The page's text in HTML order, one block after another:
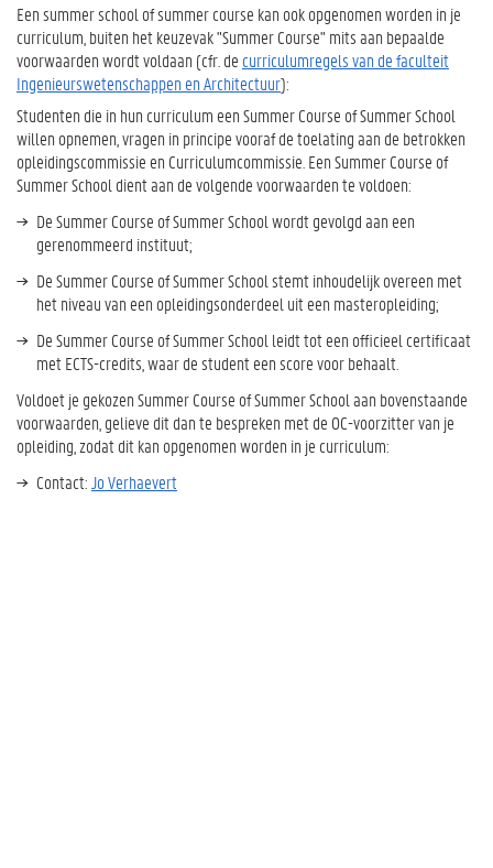
Een summer school of summer course kan ook opgenomen worden in je
curriculum, buiten het keuzevak "Summer Course" mits aan bepaalde
voorwaarden wordt voldaan (cfr. de curriculumregels van de faculteit
Ingenieurswetenschappen en Architectuur):
Studenten die in hun curriculum een Summer Course of Summer School
willen opnemen, vragen in principe vooraf de toelating aan de betrokken
opleidingscommissie en Curriculumcommissie. Een Summer Course of
Summer School dient aan de volgende voorwaarden te voldoen:
De Summer Course of Summer School wordt gevolgd aan een
gerenommeerd instituut;
De Summer Course of Summer School stemt inhoudelijk overeen met
het niveau van een opleidingsonderdeel uit een masteropleiding;
De Summer Course of Summer School leidt tot een officieel certificaat
met ECTS-credits, waar de student een score voor behaalt.
Voldoet je gekozen Summer Course of Summer School aan bovenstaande
voorwaarden, gelieve dit dan te bespreken met de OC-voorzitter van je
opleiding, zodat dit kan opgenomen worden in je curriculum:
Contact:Jo Verhaevert